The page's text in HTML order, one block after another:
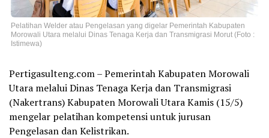
Pelatihan Welder atau Pengelasan yang digelar Pemerintah Kabupaten
Morowali Utara melalui Dinas Tenaga Kerja dan Transmigrasi Morut (Foto :
Istimewa)
Pertigasulteng.com – Pemerintah Kabupaten Morowali
Utara melalui Dinas Tenaga Kerja dan Transmigrasi
(Nakertrans) Kabupaten Morowali Utara Kamis (15/5)
mengelar pelatihan kompetensi untuk jurusan
Pengelasan dan Kelistrikan.